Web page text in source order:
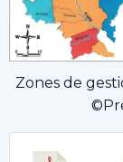
Zones de